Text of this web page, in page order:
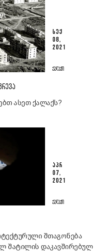
ᲡᲔᲥ
08,
2021
ᲥᲐᲚᲐᲥᲘ
ასეთ ქალაქს?
ᲐᲞᲠ
07,
2021
ᲥᲐᲚᲐᲥᲘ
შთაგონება
შატილის დაკავშირებულ